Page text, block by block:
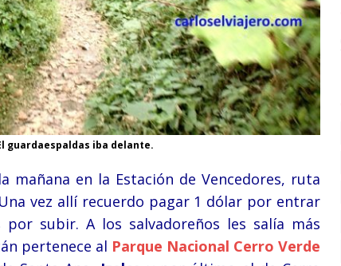
guardaespaldas iba delante.
mañana en la Estación de Vencedores, ruta
vez allí recuerdo pagar 1 dólar por entrar
subir. A los salvadoreños les salía más
pertenece al Parque Nacional Cerro Verde